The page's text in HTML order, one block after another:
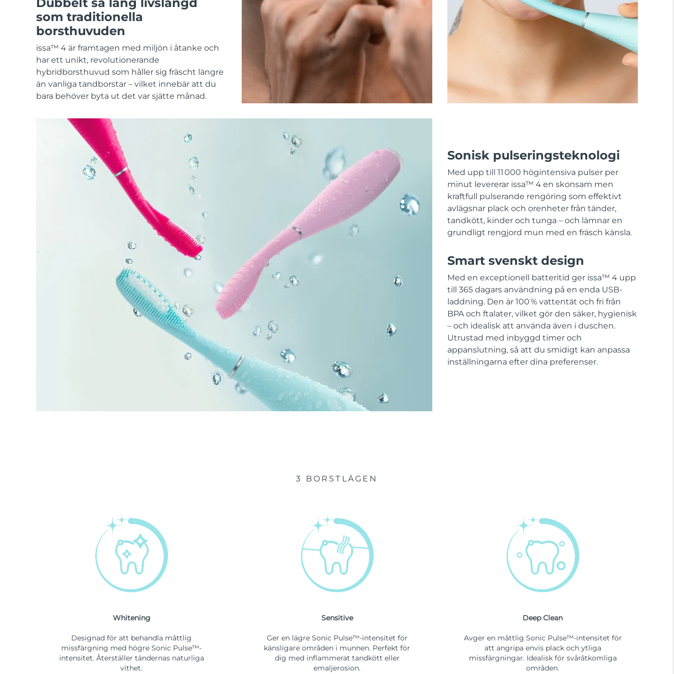
Dubbelt så lång livslängd
som traditionella
borsthuvuden
issa™ 4 är framtagen med miljön i åtanke och
har ett unikt, revolutionerande
hybridborsthuvud som håller sig fräscht längre
än vanliga tandborstar – vilket innebär att du
bara behöver byta ut det var sjätte månad.
Sonisk pulseringsteknologi
Med upp till 11 000 högintensiva pulser per
minut levererar issa™ 4 en skonsam men
kraftfull pulserande rengöring som effektivt
avlägsnar plack och orenheter från tänder,
tandkött, kinder och tunga – och lämnar en
grundligt rengjord mun med en fräsch känsla.
Smart svenskt design
Med en exceptionell batteritid ger issa™ 4 upp
till 365 dagars användning på en enda USB-
laddning. Den är 100 % vattentät och fri från
BPA och ftalater, vilket gör den säker, hygienisk
– och idealisk att använda även i duschen.
Utrustad med inbyggd timer och
appanslutning, så att du smidigt kan anpassa
inställningarna efter dina preferenser.
3 BORSTLÄGEN
Whitening
Designad för att behandla måttlig
missfärgning med högre Sonic Pulse™-
intensitet. Återställer tändernas naturliga
vithet.
Sensitive
Ger en lägre Sonic Pulse™-intensitet för
känsligare områden i munnen. Perfekt för
dig med inflammerat tandkött eller
emaljerosion.
Deep Clean
Avger en måttlig Sonic Pulse™-intensitet för
att angripa envis plack och ytliga
missfärgningar. Idealisk för svåråtkomliga
områden.
All acne treatment devices
All revitalizing eye massagers
KIWI™-hudvård
Advanced pore care essentials
Serum
For healthy hair
issa™ Teeth Whitening Gel
18% PAP
Kosmetika
Man
Handla allt